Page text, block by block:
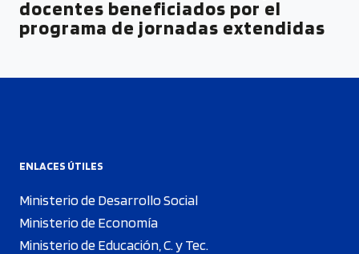
docentes beneficiados por el
programa de jornadas extendidas
ENLACES ÚTILES
Ministerio de Desarrollo Social
Ministerio de Economía
Ministerio de Educación, C. y Tec.